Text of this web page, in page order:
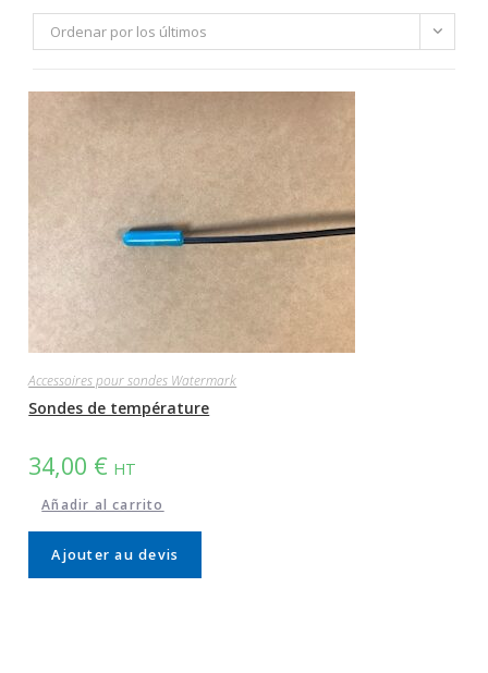
Ordenar por los últimos
Accessoires pour sondes Watermark
Sondes de température
34,00 € HT
Añadir al carrito
Ajouter au devis